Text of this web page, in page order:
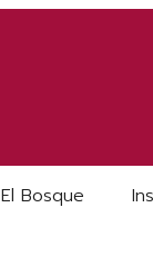
El Bosque